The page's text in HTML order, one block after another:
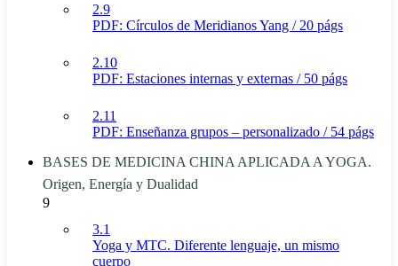
2.9
PDF: Círculos de Meridianos Yang / 20 págs
2.10
PDF: Estaciones internas y externas / 50 págs
2.11
PDF: Enseñanza grupos – personalizado / 54 págs
BASES DE MEDICINA CHINA APLICADA A YOGA.
Origen, Energía y Dualidad
9
3.1
Yoga y MTC. Diferente lenguaje, un mismo
cuerpo